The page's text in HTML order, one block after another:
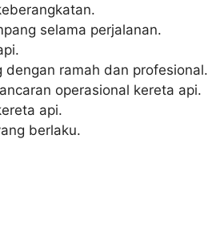
selama perjalanan.
ramah dan profesional.
operasional kereta api.
api.
berlaku.